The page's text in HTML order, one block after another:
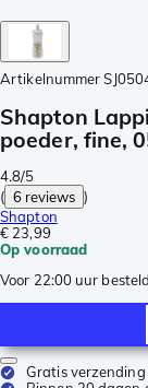
Artikelnummer
Shapton
poeder, fine,
4.8/5
( 6 reviews )
Shapton
€ 23,99
Op voorraad
Voor 22:00 uur
Gratis